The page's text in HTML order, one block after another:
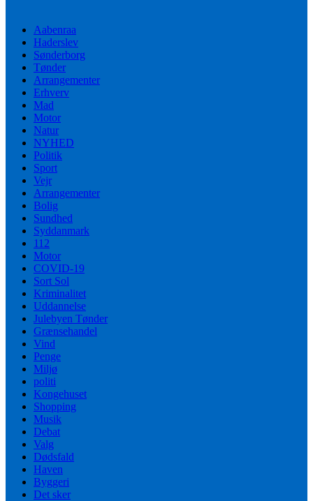
Aabenraa
Haderslev
Sønderborg
Tønder
Arrangementer
Erhverv
Mad
Motor
Natur
NYHED
Politik
Sport
Vejr
Arrangementer
Bolig
Sundhed
Syddanmark
112
Motor
COVID-19
Sort Sol
Kriminalitet
Uddannelse
Julebyen Tønder
Grænsehandel
Vind
Penge
Miljø
politi
Kongehuset
Shopping
Musik
Debat
Valg
Dødsfald
Haven
Byggeri
Det sker